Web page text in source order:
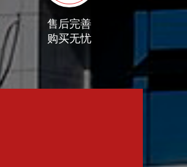
售后完善
购买无忧